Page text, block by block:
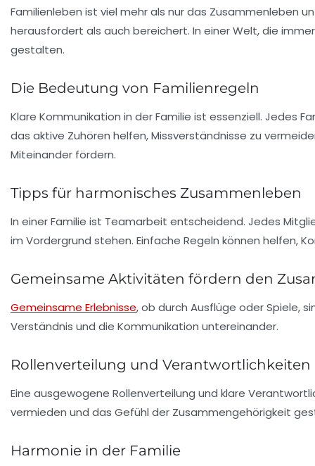
Familienleben ist viel mehr als nur das Zusammenleben
herausfordert als auch bereichert. In einer Welt, die
gestalten.
Die Bedeutung von Familienregeln
Klare Kommunikation in der Familie ist essenziell. Jedes
das aktive Zuhören helfen,Missverständnisse zu
Miteinander fördern.
Tipps für harmonisches Zusammenleben
In einer Familie ist Teamarbeit entscheidend. Jedes
im Vordergrund stehen. Einfache Regeln können helfen,
Gemeinsame Aktivitäten fördern den
Gemeinsame Erlebnisse, ob durch Ausflüge oderSpiele,
Verständnis und die Kommunikation untereinander.
Rollenverteilung und Verantwortlichkeiten
Eine ausgewogene Rollenverteilung und klare
vermieden und das Gefühl der Zusammengehörigkeit
Harmonie in der Familie